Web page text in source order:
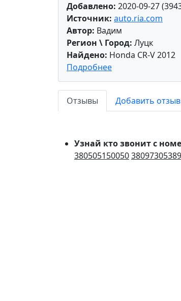
Добавлено: 2020-09-27
Источник: auto.ria.com
Автор: Вадим
Регион \ Город: Луцк
Найдено: Honda CR-V 2012
Подробнее
Отзывы
Добавить отзыв
Узнай кто звонит с
380505150050